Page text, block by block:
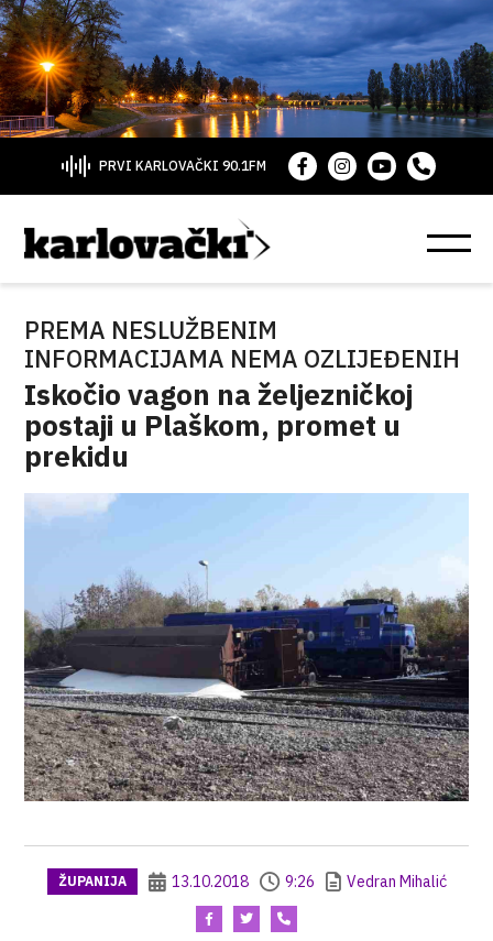
PRVI KARLOVAČKI 90.1FM
PREMA NESLUŽBENIM
INFORMACIJAMA NEMA OZLIJEĐENIH
Iskočio vagon na željezničkoj
postaji u Plaškom, promet u
prekidu
ŽUPANIJA 13.10.2018 9:26 Vedran Mihalić